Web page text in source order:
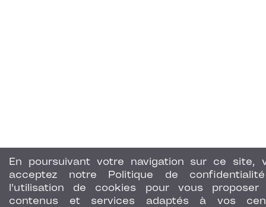
En poursuivant votre navigation sur ce site,
acceptez notre Politique de
l'utilisation de cookies pour vous proposer
contenus et services adaptés à vos